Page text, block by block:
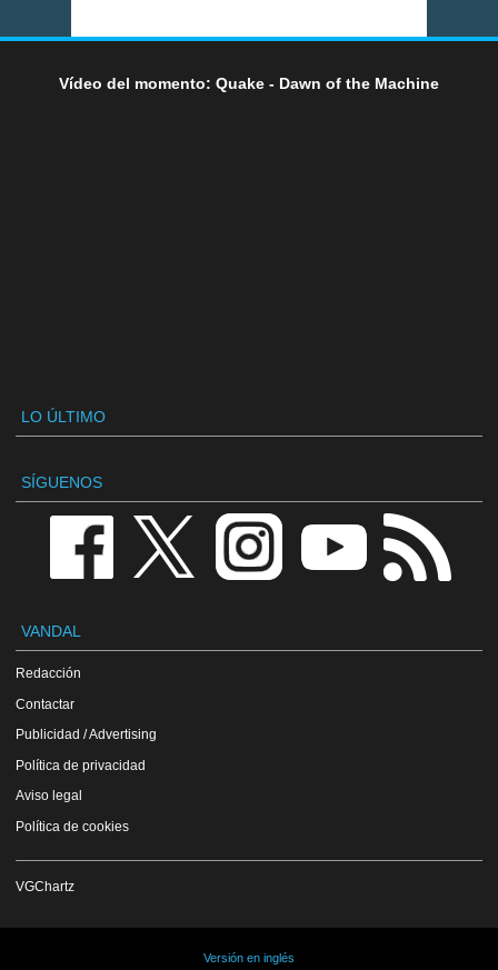
Vídeo del momento: Quake - Dawn of the Machine
LO ÚLTIMO
SÍGUENOS
VANDAL
Redacción
Contactar
Publicidad / Advertising
Política de privacidad
Aviso legal
Política de cookies
VGChartz
Versión en inglés